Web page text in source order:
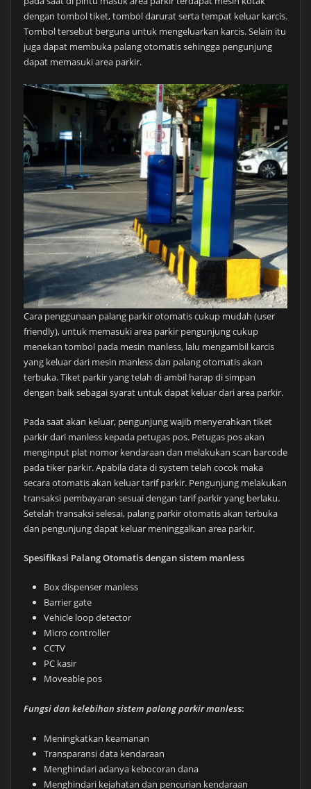
dengan tombol tiket, tombol darurat serta tempat keluar karcis.
Tombol tersebut berguna untuk mengeluarkan karcis. Selain itu
juga dapat membuka palang otomatis sehingga pengunjung
dapat memasuki area parkir.
Cara penggunaan palang parkir otomatis cukup mudah (user
friendly), untuk memasuki area parkir pengunjung cukup
menekan tombol pada mesin manless, lalu mengambil karcis
yang keluar dari mesin manless dan palang otomatis akan
terbuka. Tiket parkir yang telah di ambil harap di simpan
dengan baik sebagai syarat untuk dapat keluar dari area parkir.
Pada saat akan keluar, pengunjung wajib menyerahkan tiket
parkir dari manless kepada petugas pos. Petugas pos akan
menginput plat nomor kendaraan dan melakukan scan barcode
pada tiker parkir. Apabila data di system telah cocok maka
secara otomatis akan keluar tarif parkir. Pengunjung melakukan
transaksi pembayaran sesuai dengan tarif parkir yang berlaku.
Setelah transaksi selesai, palang parkir otomatis akan terbuka
dan pengunjung dapat keluar meninggalkan area parkir.
Spesifikasi Palang Otomatis dengan sistem manless
Box dispenser manless
Barrier gate
Vehicle loop detector
Micro controller
CCTV
PC kasir
Moveable pos
Fungsi dan kelebihan sistem palang parkir manless:
Meningkatkan keamanan
Transparansi data kendaraan
Menghindari adanya kebocoran dana
Menghindari kejahatan dan pencurian kendaraan